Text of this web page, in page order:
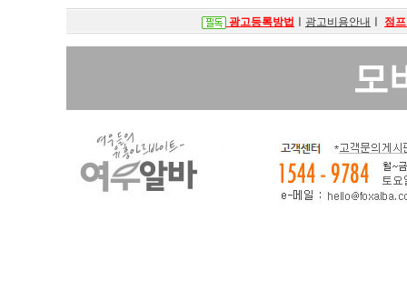
광고등록방법 광고비용안내 점
모